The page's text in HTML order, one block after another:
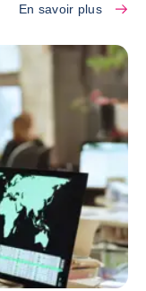
En savoir plus